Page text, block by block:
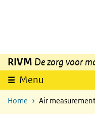
Overslaan en naar de
RIVM De zorg voor
Menu
Home Air